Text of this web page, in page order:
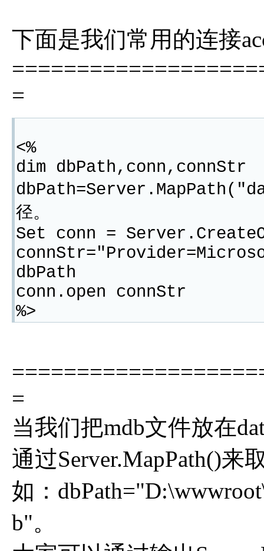
下面是我们常用的连接
=
<%
dim dbPath,conn,connStr
径。
Set conn =
dbPath
conn.open connStr
%>
=
当我们把mdb文件放在
通过Server.MapPath()
如：
b"。